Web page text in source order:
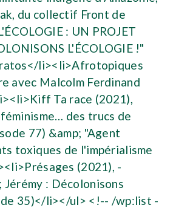
du collectif Front de
: UN PROJET
L'ÉCOLOGIE !"
li><li>Afrotopiques
avec Malcolm Ferdinand
Ta race (2021),
des trucs de
77) &amp; "Agent
toxiques de l'impérialisme
(2021), -
Jérémy : Décolonisons
35)</li></ul> <!-- /wp:list -